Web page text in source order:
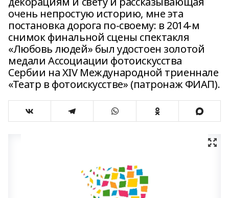
очень непростую историю, мне эта
постановка дорога по-своему: в 2014-м
снимок финальной сцены спектакля
«Любовь людей» был удостоен золотой
медали Ассоциации фотоискусства
Сербии на XIV Международной триеннале
«Театр в фотоискусстве» (патронаж ФИАП).